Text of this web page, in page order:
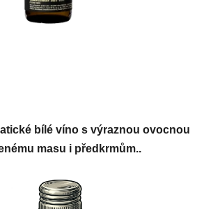
bílé víno s výraznou ovocnou
masu i předkrmům..